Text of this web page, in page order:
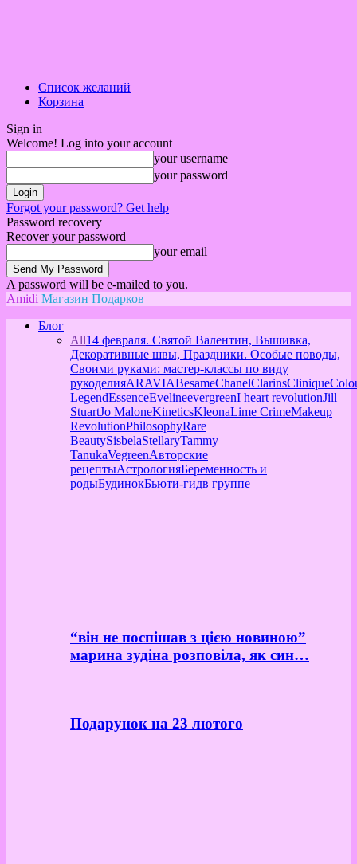
Список желаний
Корзина
Sign in
Welcome! Log into your account
your username
your password
Forgot your password? Get help
Password recovery
Recover your password
your email
A password will be e-mailed to you.
Amidi Магазин Подарков
Блог
All14 февраля. Святой Валентин, Вышивка,
Декоративные швы, Праздники. Особые поводы,
Своими руками: мастер-классы по виду
рукоделияARAVIABesameChanelClarinsClinique
LegendEssenceEvelineevergreenI heart revolutionJill
StuartJo MaloneKineticsKleonaLime CrimeMakeup
RevolutionPhilosophyRare
BeautySisbelaStellaryTammy
TanukaVegreenАвторские
рецептыАстрологияБеременность и
родыБудинокБьюти-гидв группе
“він не поспішав з цією новиною”
марина зудіна розповіла, як син…
Подарунок на 23 лютого